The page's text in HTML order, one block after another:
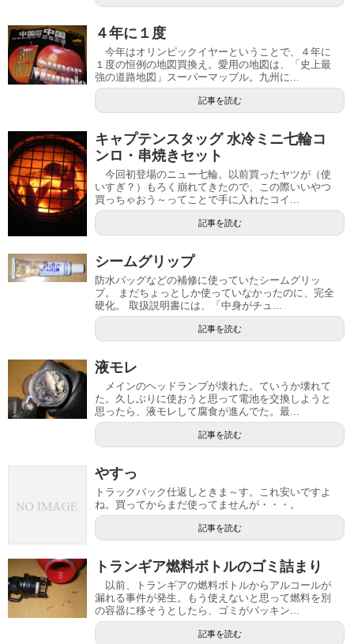
４年に１度
今年はオリンピックイヤーということで、４年に
１度の恒例の地図買換え。愛用の地図は、「史上最
強の道路地図」スーパーマップル。九州に...
記事を読む
キャプテンスタッグ 水冷ミニ七輪コ
ンロ・串焼きセット
今回初登場のニュー七輪。以前買ったヤツが（使
いすぎ？）もろく崩れてきたので、この際いいやつ
買っちゃおう～ってことで手に入れたコイ...
記事を読む
シームグリップ
防水バッグなどの補修に使っていたシームグリッ
プ。 まだちょっとしか使っていなかったのに、完全
硬化。 取扱説明書には、「中身がチュ...
記事を読む
液モレ
メインのヘッドランプが壊れた。ていうか壊れて
た。久しぶりに使おうと思って電池を交換しようと
思ったら、液モレして腐食が進んでた。最...
記事を読む
やすっ
トラックバック仕返しときま～す。これ安いですよ
ね。買ってからまだ使ってませんが・・・。
記事を読む
トランギア燃料ボトルのゴミ詰まり
以前、トランギアの燃料ボトルからアルコールが
漏れる事件が発生。もう使えないと思って燃料を別
の容器に移そうとしたら、ゴミがパッキン...
記事を読む